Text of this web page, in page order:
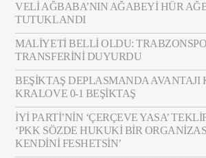
VELI AĞBABA’NIN AĞABEYI HÜR
TUTUKLANDI
MALIYETI BELLI OLDU:
TRANSFERINI DUYURDU
BEŞIKTAŞ DEPLASMANDA AVANTAJI
KRALOVE 0-1 BEŞIKTAŞ
İYİ PARTI’NIN ‘ÇERÇEVE YASA’
‘PKK SÖZDE HUKUKI BIR
KENDINI FESHETSIN’